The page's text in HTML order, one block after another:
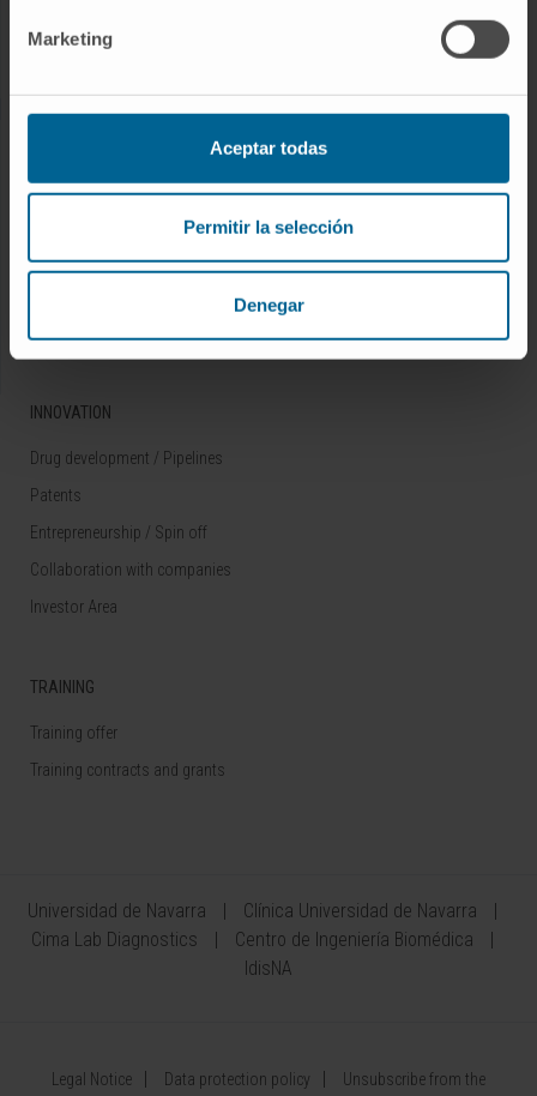
Marketing
Aceptar todas
Permitir la selección
Denegar
Our Researchers
Technology platforms
INNOVATION
Drug development / Pipelines
Patents
Entrepreneurship / Spin off
Collaboration with companies
Investor Area
TRAINING
Training offer
Training contracts and grants
Universidad de Navarra
Clínica Universidad de Navarra
Cima Lab Diagnostics
Centro de Ingeniería Biomédica
IdisNA
Legal Notice Data protection policy Unsubscribe from the